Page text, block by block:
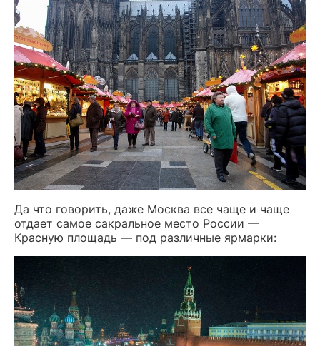
Да что говорить, даже Москва все чаще и чаще
отдает самое сакральное место России —
Красную площадь — под различные ярмарки: